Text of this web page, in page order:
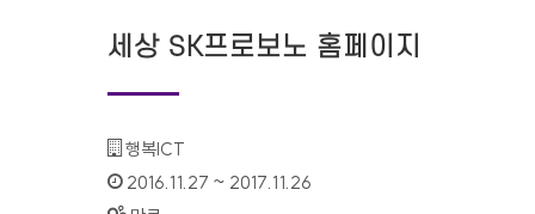
세상 SK프로보노 홈페이지
기관명 :
행복ICT
인증기간 :
2016.11.27 ~ 2017.11.26